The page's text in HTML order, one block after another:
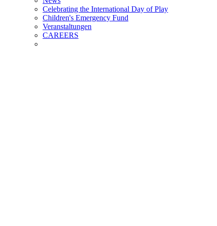
Celebrating the International Day of Play
Children's Emergency Fund
Veranstaltungen
CAREERS